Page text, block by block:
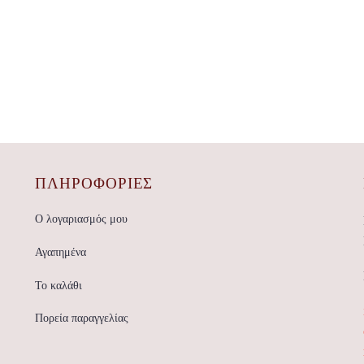
ΠΛΗΡΟΦΟΡΙΕΣ
Ο λογαριασμός μου
Αγαπημένα
Το καλάθι
Πορεία παραγγελίας